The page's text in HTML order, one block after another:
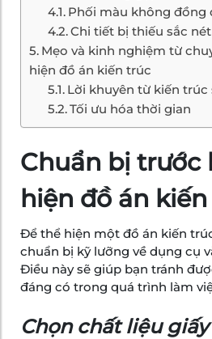
Phối màu không đồng
Chi tiết bị thiếu sắc nét
Mẹo và kinh nghiệm từ
hiện đồ án kiến trúc
Lời khuyên từ kiến
Tối ưu hóa thời gian
Chuẩn bị trước
hiện đồ án
Để thể hiện một đồ án kiến
chuẩn bị kỹ lưỡng về dụng cụ
Điều này sẽ giúp bạn tránh
đáng có trong quá trình làm
Chọn chất liệu